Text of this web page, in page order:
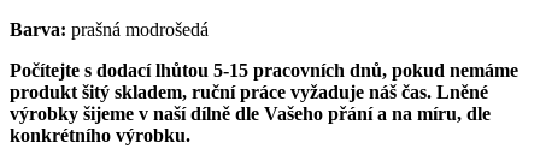
Barva: prašná modrošedá
Počítejte s dodací lhůtou 5-15 pracovních dnů, pokud nemáme
produkt šitý skladem, ruční práce vyžaduje náš čas. Lněné
výrobky šijeme v naší dílně dle Vašeho přání a na míru, dle
konkrétního výrobku.